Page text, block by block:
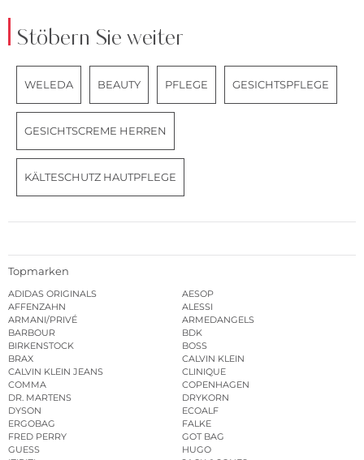
Stöbern Sie weiter
WELEDA BEAUTY PFLEGE GESICHTSPFLEGE
GESICHTSCREME HERREN
KÄLTESCHUTZ HAUTPFLEGE
Topmarken
ADIDAS ORIGINALS
AESOP
AFFENZAHN
ALESSI
ARMANI/PRIVÉ
ARMEDANGELS
BARBOUR
BDK
BIRKENSTOCK
BOSS
BRAX
CALVIN KLEIN
CALVIN KLEIN JEANS
CLINIQUE
COMMA
COPENHAGEN
DR. MARTENS
DRYKORN
DYSON
ECOALF
ERGOBAG
FALKE
FRED PERRY
GOT BAG
GUESS
HUGO